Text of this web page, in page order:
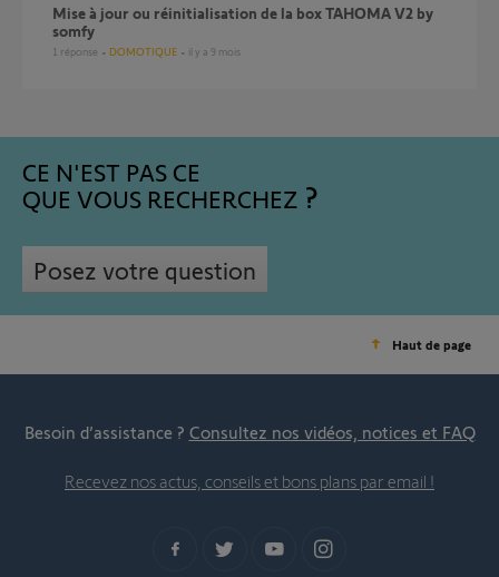
Mise à jour ou réinitialisation de la box TAHOMA V2 by
somfy
1 réponse DOMOTIQUE il y a 9 mois
CE N'EST PAS CE
QUE VOUS RECHERCHEZ
Posez votre question
Haut de page
Besoin d’assistance ? Consultez nos vidéos, notices et FAQ
Recevez nos actus, conseils et bons plans par email !